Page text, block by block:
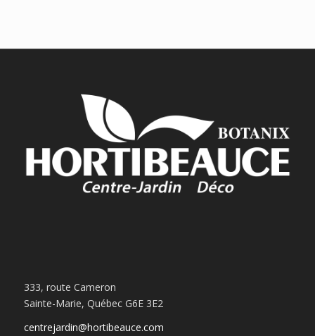
333, route Cameron
Sainte-Marie, Québec G6E 3E2
centrejardin@hortibeauce.com